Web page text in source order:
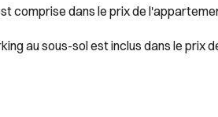
comprise dans le prix de
au sous-sol est inclus dans le prix